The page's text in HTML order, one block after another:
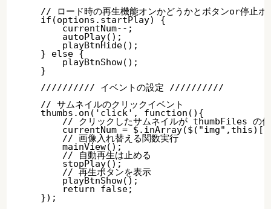
// ロード時の再生機能オンかどうかとボタンor停止ボ
    if(options.startPlay) {
        currentNum--;
        autoPlay();
        playBtnHide();
    } else {
        playBtnShow();
    }
    ////////// イベントの設定 //////////
    // サムネイルのクリックイベント
    thumbs.on('click', function(){
// クリックしたサムネイルが thumbFiles の何
currentNum =
        // 画像入れ替える関数実行
        mainView();
        // 自動再生は止める
        stopPlay();
        // 再生ボタンを表示
        playBtnShow();
        return false;
    });